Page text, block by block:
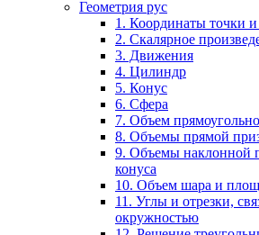
Геометрия рус
1. Координаты точки
2. Скалярное
3. Движения
4. Цилиндр
5. Конус
6. Сфера
7. Объем
8. Объемы прямой
9. Объемы наклонной
конуса
10. Объем шара и
11. Углы и отрезки,
окружностью